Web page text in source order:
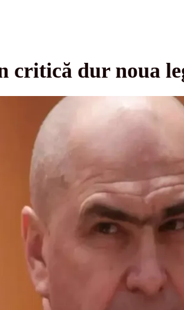
critică dur noua